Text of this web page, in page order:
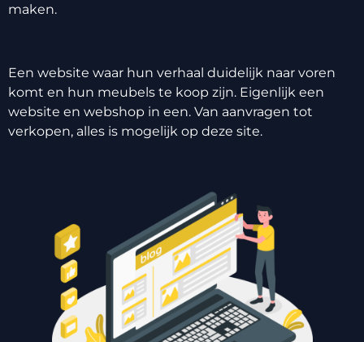
maken.
Een website waar hun verhaal duidelijk naar voren
komt en hun meubels te koop zijn. Eigenlijk een
website en webshop in een. Van aanvragen tot
verkopen, alles is mogelijk op deze site.